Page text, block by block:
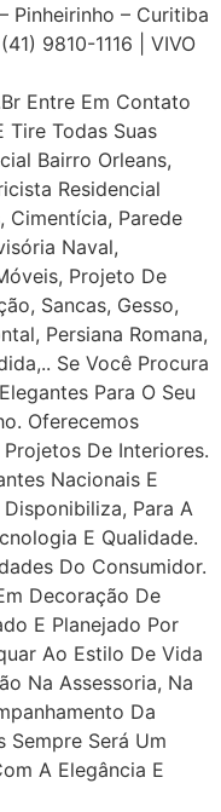
Pinheirinho – Curitiba
9810-1116 | VIVO
Entre Em Contato
Tire Todas Suas
Bairro Orleans,
Residencial
Cimentícia, Parede
Naval,
Projeto De
Sancas, Gesso,
Persiana Romana,
Se Você Procura
Para O Seu
Oferecemos
De Interiores.
Nacionais E
Para A
E Qualidade.
Do Consumidor.
Decoração De
E Planejado Por
Ao Estilo De Vida
Na Assessoria, Na
Da
Sempre Será Um
A Elegância E